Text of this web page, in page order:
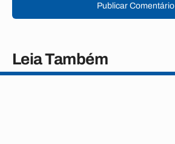
Publicar Comentário
Leia Também